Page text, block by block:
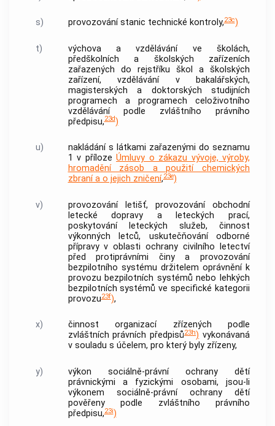
s) provozování stanic technické kontroly,23c)
t)
výchova a vzdělávání ve školách,
předškolních a školských zařízeních
zařazených do rejstříku škol a školských
zařízení, vzdělávání v bakalářských,
magisterských a doktorských studijních
programech a programech celoživotního
vzdělávání podle zvláštního právního
předpisu,23d)
u)
nakládání s látkami zařazenými do seznamu
1 v přílozeÚmluvy o zákazu vývoje, výroby,
hromadění zásob a použití chemických
zbraní a o jejich zničení,23e)
v)
provozování letišť, provozování obchodní
letecké dopravy a leteckých prací,
poskytování leteckých služeb, činnost
výkonných letců, uskutečňování odborné
přípravy v oblasti ochrany civilního letectví
před protiprávními činy a provozování
bezpilotního systému držitelem oprávnění k
provozu bezpilotních systémů nebo lehkých
bezpilotních systémů ve specifické kategorii
provozu23f),
x)
činnost organizací zřízených podle
zvláštních právních předpisů23h) vykonávaná
v souladu s účelem, pro který byly zřízeny,
y)
výkon sociálně-právní ochrany dětí
právnickými a fyzickými osobami, jsou-li
výkonem sociálně-právní ochrany dětí
pověřeny podle zvláštního právního
předpisu,23i)